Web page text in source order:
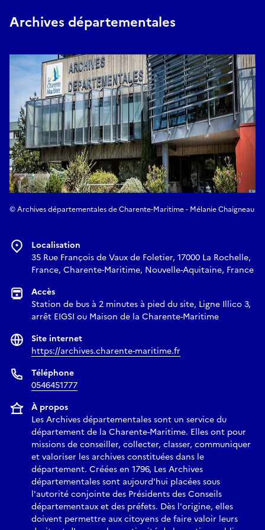
Archives départementales
© Archives départementales de Charente-Maritime - Mélanie Chaigneau
Localisation
35 Rue François de Vaux de Foletier, 17000 La Rochelle,
France, Charente-Maritime, Nouvelle-Aquitaine, France
Accès
Station de bus à 2 minutes à pied du site, Ligne Illico 3,
arrêt EIGSI ou Maison de la Charente-Maritime
Site internet
https://archives.charente-maritime.fr
Téléphone
0546451777
À propos
Les Archives départementales sont un service du
département de la Charente-Maritime. Elles ont pour
missions de conseiller, collecter, classer, communiquer
et valoriser les archives constituées dans le
département. Créées en 1796, Les Archives
départementales sont aujourd'hui placées sous
l'autorité conjointe des Présidents des Conseils
départementaux et des préfets. Dès l'origine, elles
doivent permettre aux citoyens de faire valoir leurs